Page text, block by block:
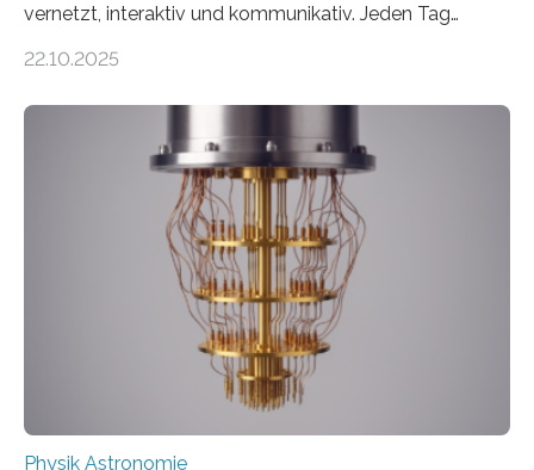
vernetzt, interaktiv und kommunikativ. Jeden Tag
oft von Autor*innen, die eng zusammenarbeiten. Neue
werden schnell weiterentwickelt. Dies ist der Alltag in
der Forschung der Quantentheorie, die dieses Jahr 100
Jahre alt geworden ist, weshalb die UNESCO 2025 zum
Internationalen Jahr der Quantenwissenschaft und -
technologie ausgerufen hat. Doch nun hat eine
internationale Forschungsgruppe um den
22.10.2025
Physik Astronomie